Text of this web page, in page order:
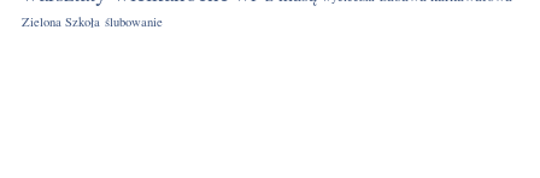
Zielona Szkoła ślubowanie